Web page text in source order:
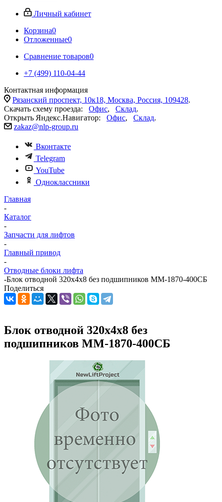
Личный кабинет
Корзина0
Отложенные0
Сравнение товаров0
+7 (499) 110-04-44
Контактная информация
Рязанский проспект, 10к18, Москва, Россия, 109428.
Скачать схему проезда: Офис, Склад.
Открыть Яндекс.Навигатор: Офис, Склад.
zakaz@nlp-group.ru
Вконтакте
Telegram
YouTube
Одноклассники
Главная
-
Каталог
-
Запчасти для лифтов
-
Главный привод
-
Отводные блоки лифта
-Блок отводной 320х4х8 без подшипников ММ-1870-400СБ
Поделиться
Блок отводной 320х4х8 без
подшипников ММ-1870-400СБ